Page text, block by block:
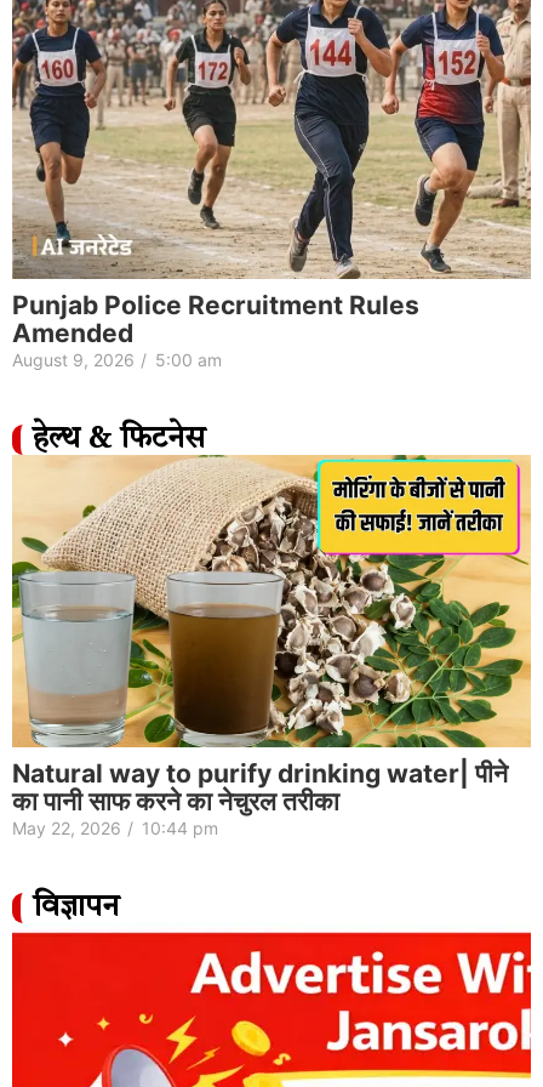
Punjab Police Recruitment Rules
Amended
August 9, 2026 / 5:00 am
हेल्थ & फिटनेस
Natural way to purify drinking water| पीने
का पानी साफ करने का नेचुरल तरीका
May 22, 2026 / 10:44 pm
विज्ञापन